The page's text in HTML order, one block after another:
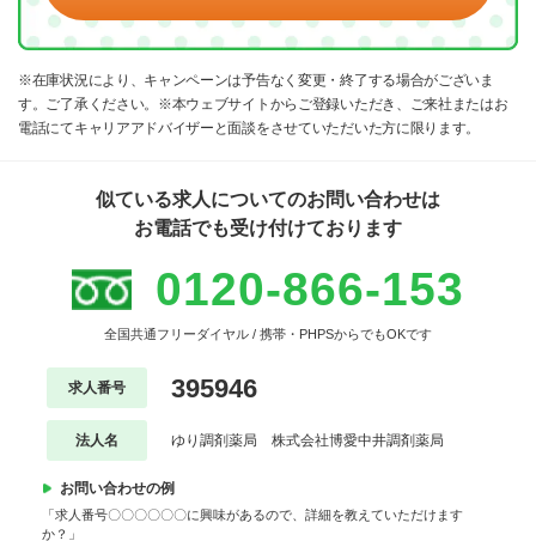
※在庫状況により、キャンペーンは予告なく変更・終了する場合がございま
す。ご了承ください。※本ウェブサイトからご登録いただき、ご来社またはお
電話にてキャリアアドバイザーと面談をさせていただいた方に限ります。
似ている求人についてのお問い合わせは
お電話でも受け付けております
0120-866-153
全国共通フリーダイヤル / 携帯・PHPSからでもOKです
求人番号 395946
法人名 ゆり調剤薬局 株式会社博愛中井調剤薬局
お問い合わせの例
「求人番号〇〇〇〇〇〇に興味があるので、詳細を教えていただけます
か？」